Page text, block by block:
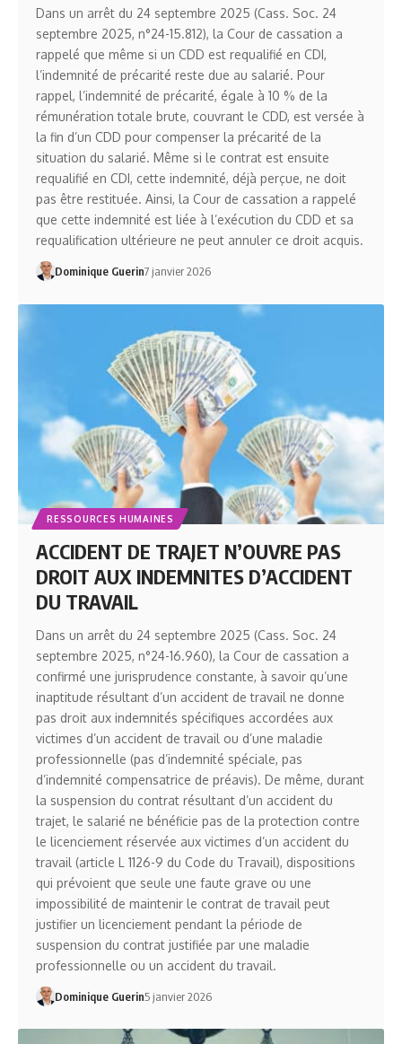
Dans un arrêt du 24 septembre 2025 (Cass. Soc. 24
septembre 2025, n°24-15.812), la Cour de cassation a
rappelé que même si un CDD est requalifié en CDI,
l’indemnité de précarité reste due au salarié. Pour
rappel, l’indemnité de précarité, égale à 10 % de la
rémunération totale brute, couvrant le CDD, est versée à
la fin d’un CDD pour compenser la précarité de la
situation du salarié. Même si le contrat est ensuite
requalifié en CDI, cette indemnité, déjà perçue, ne doit
pas être restituée. Ainsi, la Cour de cassation a rappelé
que cette indemnité est liée à l’exécution du CDD et sa
requalification ultérieure ne peut annuler ce droit acquis.
Dominique Guerin7 janvier 2026
RESSOURCES HUMAINES
ACCIDENT DE TRAJET N’OUVRE PAS
DROIT AUX INDEMNITES D’ACCIDENT
DU TRAVAIL
Dans un arrêt du 24 septembre 2025 (Cass. Soc. 24
septembre 2025, n°24-16.960), la Cour de cassation a
confirmé une jurisprudence constante, à savoir qu’une
inaptitude résultant d’un accident de travail ne donne
pas droit aux indemnités spécifiques accordées aux
victimes d’un accident de travail ou d’une maladie
professionnelle (pas d’indemnité spéciale, pas
d’indemnité compensatrice de préavis). De même, durant
la suspension du contrat résultant d’un accident du
trajet, le salarié ne bénéficie pas de la protection contre
le licenciement réservée aux victimes d’un accident du
travail (article L 1126-9 du Code du Travail), dispositions
qui prévoient que seule une faute grave ou une
impossibilité de maintenir le contrat de travail peut
justifier un licenciement pendant la période de
suspension du contrat justifiée par une maladie
professionnelle ou un accident du travail.
Dominique Guerin5 janvier 2026